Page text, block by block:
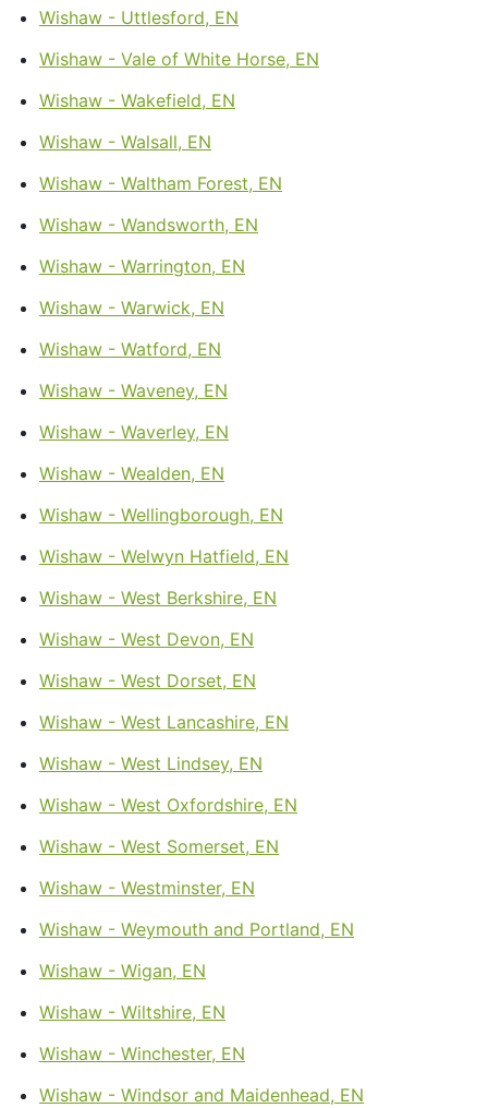
Wishaw - Uttlesford, EN
Wishaw - Vale of White Horse, EN
Wishaw - Wakefield, EN
Wishaw - Walsall, EN
Wishaw - Waltham Forest, EN
Wishaw - Wandsworth, EN
Wishaw - Warrington, EN
Wishaw - Warwick, EN
Wishaw - Watford, EN
Wishaw - Waveney, EN
Wishaw - Waverley, EN
Wishaw - Wealden, EN
Wishaw - Wellingborough, EN
Wishaw - Welwyn Hatfield, EN
Wishaw - West Berkshire, EN
Wishaw - West Devon, EN
Wishaw - West Dorset, EN
Wishaw - West Lancashire, EN
Wishaw - West Lindsey, EN
Wishaw - West Oxfordshire, EN
Wishaw - West Somerset, EN
Wishaw - Westminster, EN
Wishaw - Weymouth and Portland, EN
Wishaw - Wigan, EN
Wishaw - Wiltshire, EN
Wishaw - Winchester, EN
Wishaw - Windsor and Maidenhead, EN